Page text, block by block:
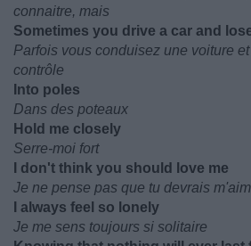
connaitre, mais
Sometimes you drive a car and
Parfois vous conduisez une voiture
contrôle
Into poles
Dans des poteaux
Hold me closely
Serre-moi fort
I don't think you should love me
Je ne pense pas que tu devrais
I always feel so lonely
Je me sens toujours si solitaire